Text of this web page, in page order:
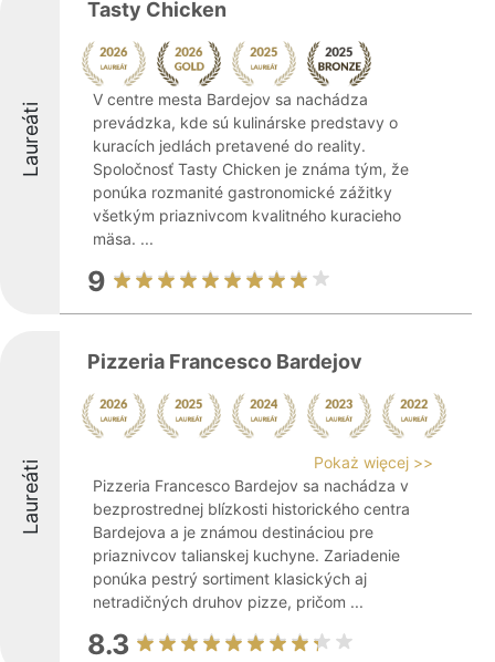
Laureáti
Tasty Chicken
V centre mesta Bardejov sa nachádza
prevádzka, kde sú kulinárske predstavy o
kuracích jedlách pretavené do reality.
Spoločnosť Tasty Chicken je známa tým, že
ponúka rozmanité gastronomické zážitky
všetkým priaznivcom kvalitného kuracieho
mäsa. ...
9
Laureáti
Pizzeria Francesco Bardejov
Pokaż więcej >>
Pizzeria Francesco Bardejov sa nachádza v
bezprostrednej blízkosti historického centra
Bardejova a je známou destináciou pre
priaznivcov talianskej kuchyne. Zariadenie
ponúka pestrý sortiment klasických aj
netradičných druhov pizze, pričom ...
8.3